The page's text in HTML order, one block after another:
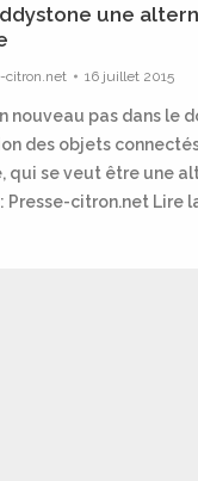
une
citron.net 16 juillet 2015
nouveau pas dans le
des objets
qui se veut être une
Presse-citron.net Lire